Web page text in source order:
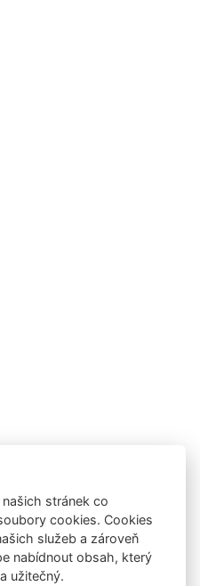
stránek co
cookies. Cookies
služeb a zároveň
nabídnout obsah, který
užitečný.